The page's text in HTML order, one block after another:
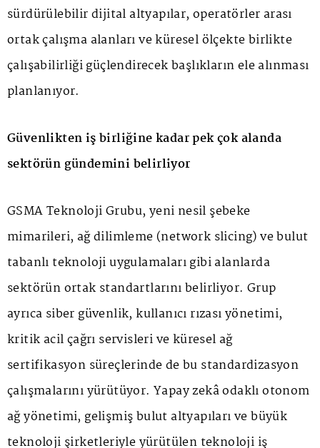
sürdürülebilir dijital altyapılar, operatörler arası
ortak çalışma alanları ve küresel ölçekte birlikte
çalışabilirliği güçlendirecek başlıkların ele alınması
planlanıyor.
Güvenlikten iş birliğine kadar pek çok alanda
sektörün gündemini belirliyor
GSMA Teknoloji Grubu, yeni nesil şebeke
mimarileri, ağ dilimleme (network slicing) ve bulut
tabanlı teknoloji uygulamaları gibi alanlarda
sektörün ortak standartlarını belirliyor. Grup
ayrıca siber güvenlik, kullanıcı rızası yönetimi,
kritik acil çağrı servisleri ve küresel ağ
sertifikasyon süreçlerinde de bu standardizasyon
çalışmalarını yürütüyor. Yapay zekâ odaklı otonom
ağ yönetimi, gelişmiş bulut altyapıları ve büyük
teknoloji şirketleriyle yürütülen teknoloji iş